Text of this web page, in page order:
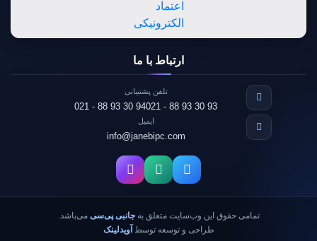
ارتباط با ما
تلفن پشتیبانی
021 - 88 93 30 93
021 - 88 93 30 94
ایمیل
info@janebipc.com
تمامی حقوق این وب‌سایت متعلق بهجانبی پی‌سی می‌باشد.
طراحی و توسعه توسط آویدلینک